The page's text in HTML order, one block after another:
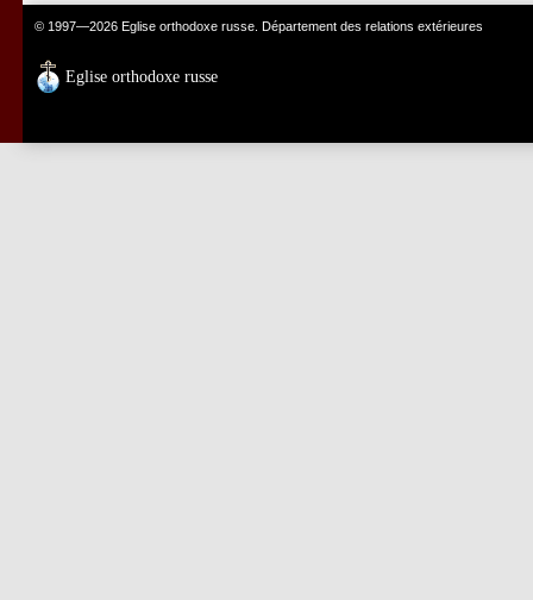
© 1997—2026 Eglise orthodoxe russe. Département des relations extérieures
Eglise orthodoxe russe